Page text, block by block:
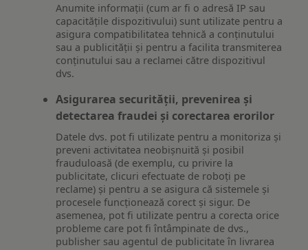
Anumite informații (cum ar fi o adresă IP sau
capacitățile dispozitivului) sunt utilizate pentru a
asigura compatibilitatea tehnică a conținutului
sau a publicității și pentru a facilita transmiterea
conținutului sau a reclamei către dispozitivul
dvs.
Asigurarea securității, prevenirea și
detectarea fraudei și corectarea erorilor
Datele dvs. pot fi utilizate pentru a monitoriza și
preveni activitatea neobișnuită și posibil
frauduloasă (de exemplu, cu privire la
publicitate, clicuri efectuate de roboți pe
reclame) și pentru a se asigura că sistemele și
procesele funcționează corect și sigur. De
asemenea, pot fi utilizate pentru a corecta orice
probleme care pot fi întâmpinate de dvs.,
publisher sau agentul de publicitate în livrarea